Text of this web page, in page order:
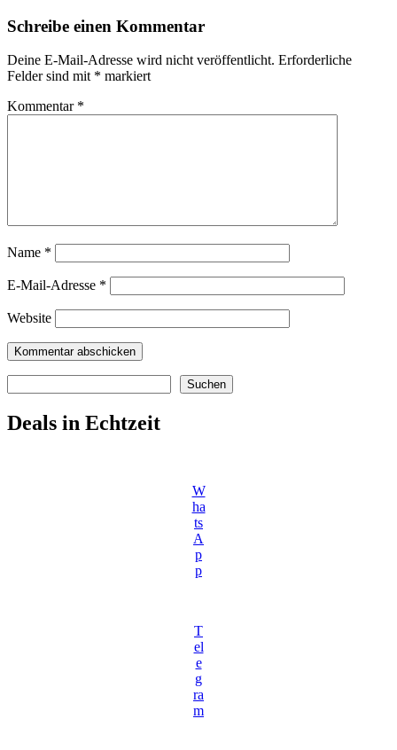
Schreibe einen Kommentar
Deine E-Mail-Adresse wird nicht veröffentlicht. Erforderliche
Felder sind mit * markiert
Kommentar *
Name *
E-Mail-Adresse *
Website
Suchen
Deals in Echtzeit
W
ha
ts
A
p
p
T
el
e
g
ra
m